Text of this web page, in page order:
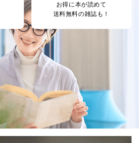
人情報を適切に管理し､あらかじめ
となく第三者に提供することはあり
の場合は除きます。
たは財産の保護のために必要がある
人の同意を得ることが困難であると
たは児童の健全な育成の推進のため
場合であって、本人の同意を得るこ
合。
地方公共団体またはその委託を受け
る事務を遂行することに対して協力
合であって、本人の同意を得ること
お得に本が読めて
送料無料の雑誌も！